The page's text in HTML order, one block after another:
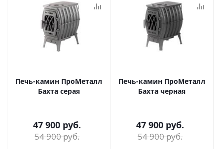
Печь-камин ПроМеталл
Бахта серая
47 900 руб.
54 900руб.
Печь-камин ПроМеталл
Бахта черная
47 900 руб.
54 900руб.